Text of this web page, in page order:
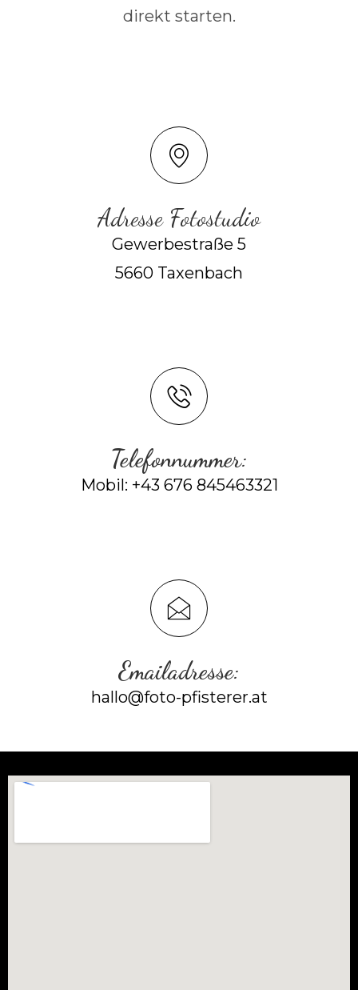
direkt starten.
Adresse Fotostudio
Gewerbestraße 5
5660 Taxenbach
Telefonnummer:
Mobil: +43 676 845463321
Emailadresse:
hallo@foto-pfisterer.at